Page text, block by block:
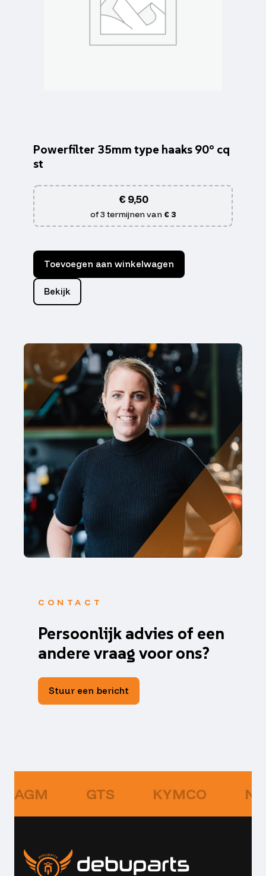
Powerfilter 35mm type haaks 90° cq
st
€9,50
of 3 termijnen van € 3
Toevoegen aan winkelwagen
Bekijk
CONTACT
Persoonlijk advies of een
andere vraag voor ons?
Stuur een bericht
AGM GTS KYMCO